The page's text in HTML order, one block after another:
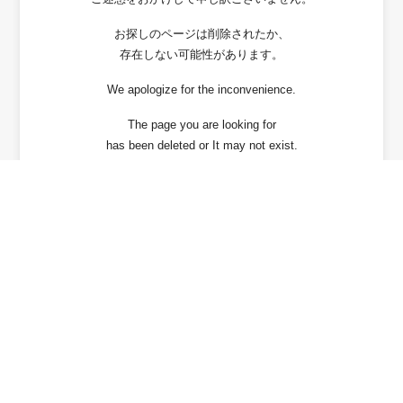
お探しのページは削除されたか、
存在しない可能性があります。
We apologize for the inconvenience.
The page you are looking for
has been deleted or It may not exist.